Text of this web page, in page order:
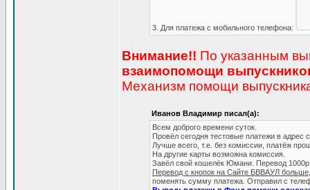
3. Для платежа с мобильного телефона:
Внимание!! По указанным
взаимопомощи
Механизм помощи
Иванов Владимир писал(а):
Всем доброго времени суток.
Провёл сегодня тестовые платежи в
Лучше всего, т.е. без комиссии, платёж
На другие карты возможна комиссия.
Завёл свой кошелёк Юмани. Перевод
Перевод с кнопок на Сайте БВВАУЛ
поменять сумму платежа. Отправил с